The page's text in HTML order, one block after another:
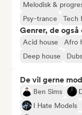
Melodisk &
Psy-trance
Tech
Genrer, de
Acid house Afro
Deep house
De vil gerne
Ben Sims
I Hate Models